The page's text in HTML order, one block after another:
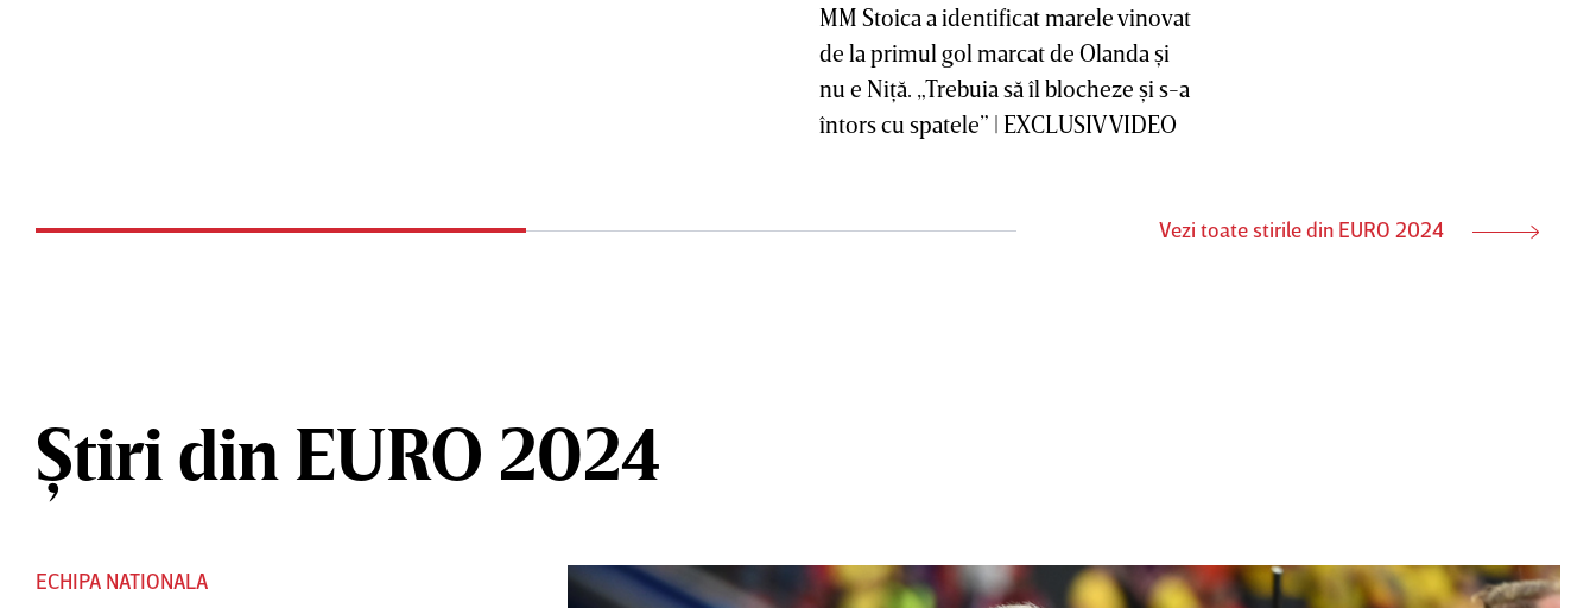
MM Stoica a identificat marele vinovat
de la primul gol marcat de Olanda şi
nu e Niţă. „Trebuia să îl blocheze şi s-a
întors cu spatele” | EXCLUSIV VIDEO
Vezi toate stirile din EURO 2024
Știri din EURO 2024
ECHIPA NATIONALA